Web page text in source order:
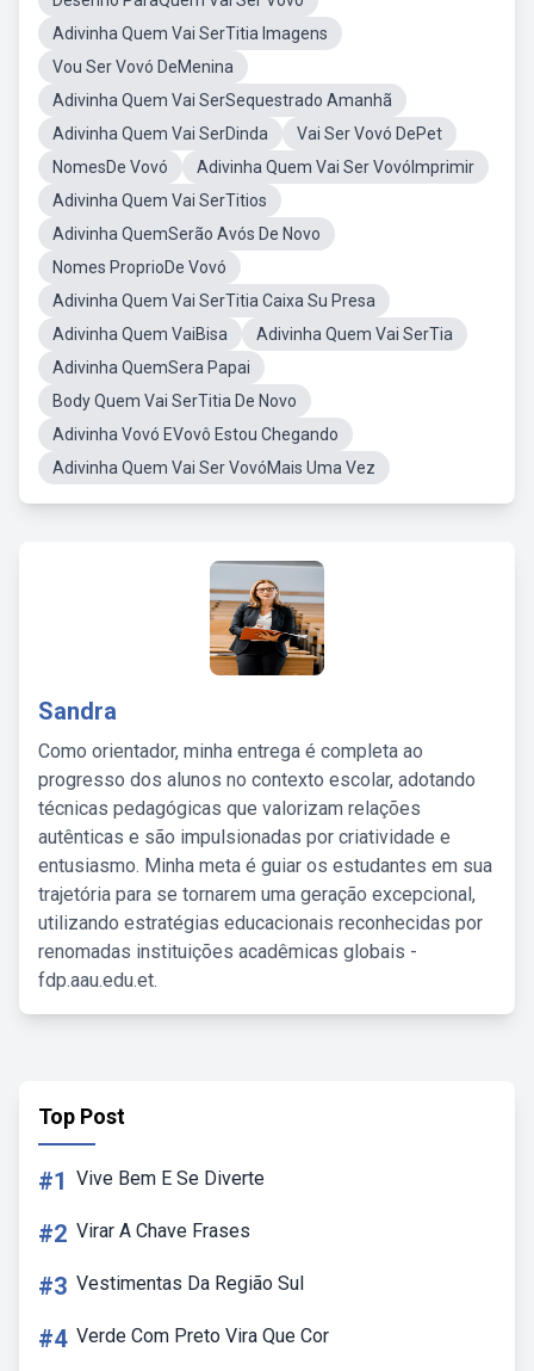
Adivinha Quem Vai SerTitia Imagens
Vou Ser Vovó DeMenina
Adivinha Quem Vai SerSequestrado Amanhã
Adivinha Quem Vai SerDinda
Vai Ser Vovó DePet
NomesDe Vovó
Adivinha Quem Vai Ser VovóImprimir
Adivinha Quem Vai SerTitios
Adivinha QuemSerão Avós De Novo
Nomes ProprioDe Vovó
Adivinha Quem Vai SerTitia Caixa Su Presa
Adivinha Quem VaiBisa
Adivinha Quem Vai SerTia
Adivinha QuemSera Papai
Body Quem Vai SerTitia De Novo
Adivinha Vovó EVovô Estou Chegando
Adivinha Quem Vai Ser VovóMais Uma Vez
Sandra
Como orientador, minha entrega é completa ao
progresso dos alunos no contexto escolar, adotando
técnicas pedagógicas que valorizam relações
autênticas e são impulsionadas por criatividade e
entusiasmo. Minha meta é guiar os estudantes em sua
trajetória para se tornarem uma geração excepcional,
utilizando estratégias educacionais reconhecidas por
renomadas instituições acadêmicas globais -
fdp.aau.edu.et.
Top Post
#1 Vive Bem E Se Diverte
#2 Virar A Chave Frases
#3 Vestimentas Da Região Sul
#4 Verde Com Preto Vira Que Cor